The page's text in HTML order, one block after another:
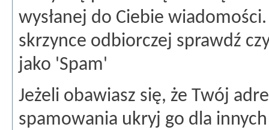
wysłanej do Ciebie
skrzynce odbiorczej sprawdź
jako 'Spam'
Jeżeli obawiasz się, że Twój
spamowania ukryj go dla